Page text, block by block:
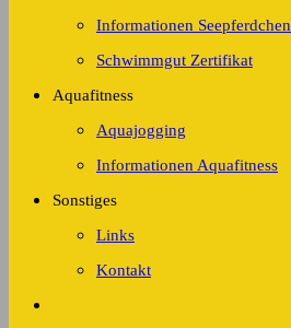
Informationen Seepferdchen
Schwimmgut Zertifikat
Aquafitness
Aquajogging
Informationen Aquafitness
Sonstiges
Links
Kontakt